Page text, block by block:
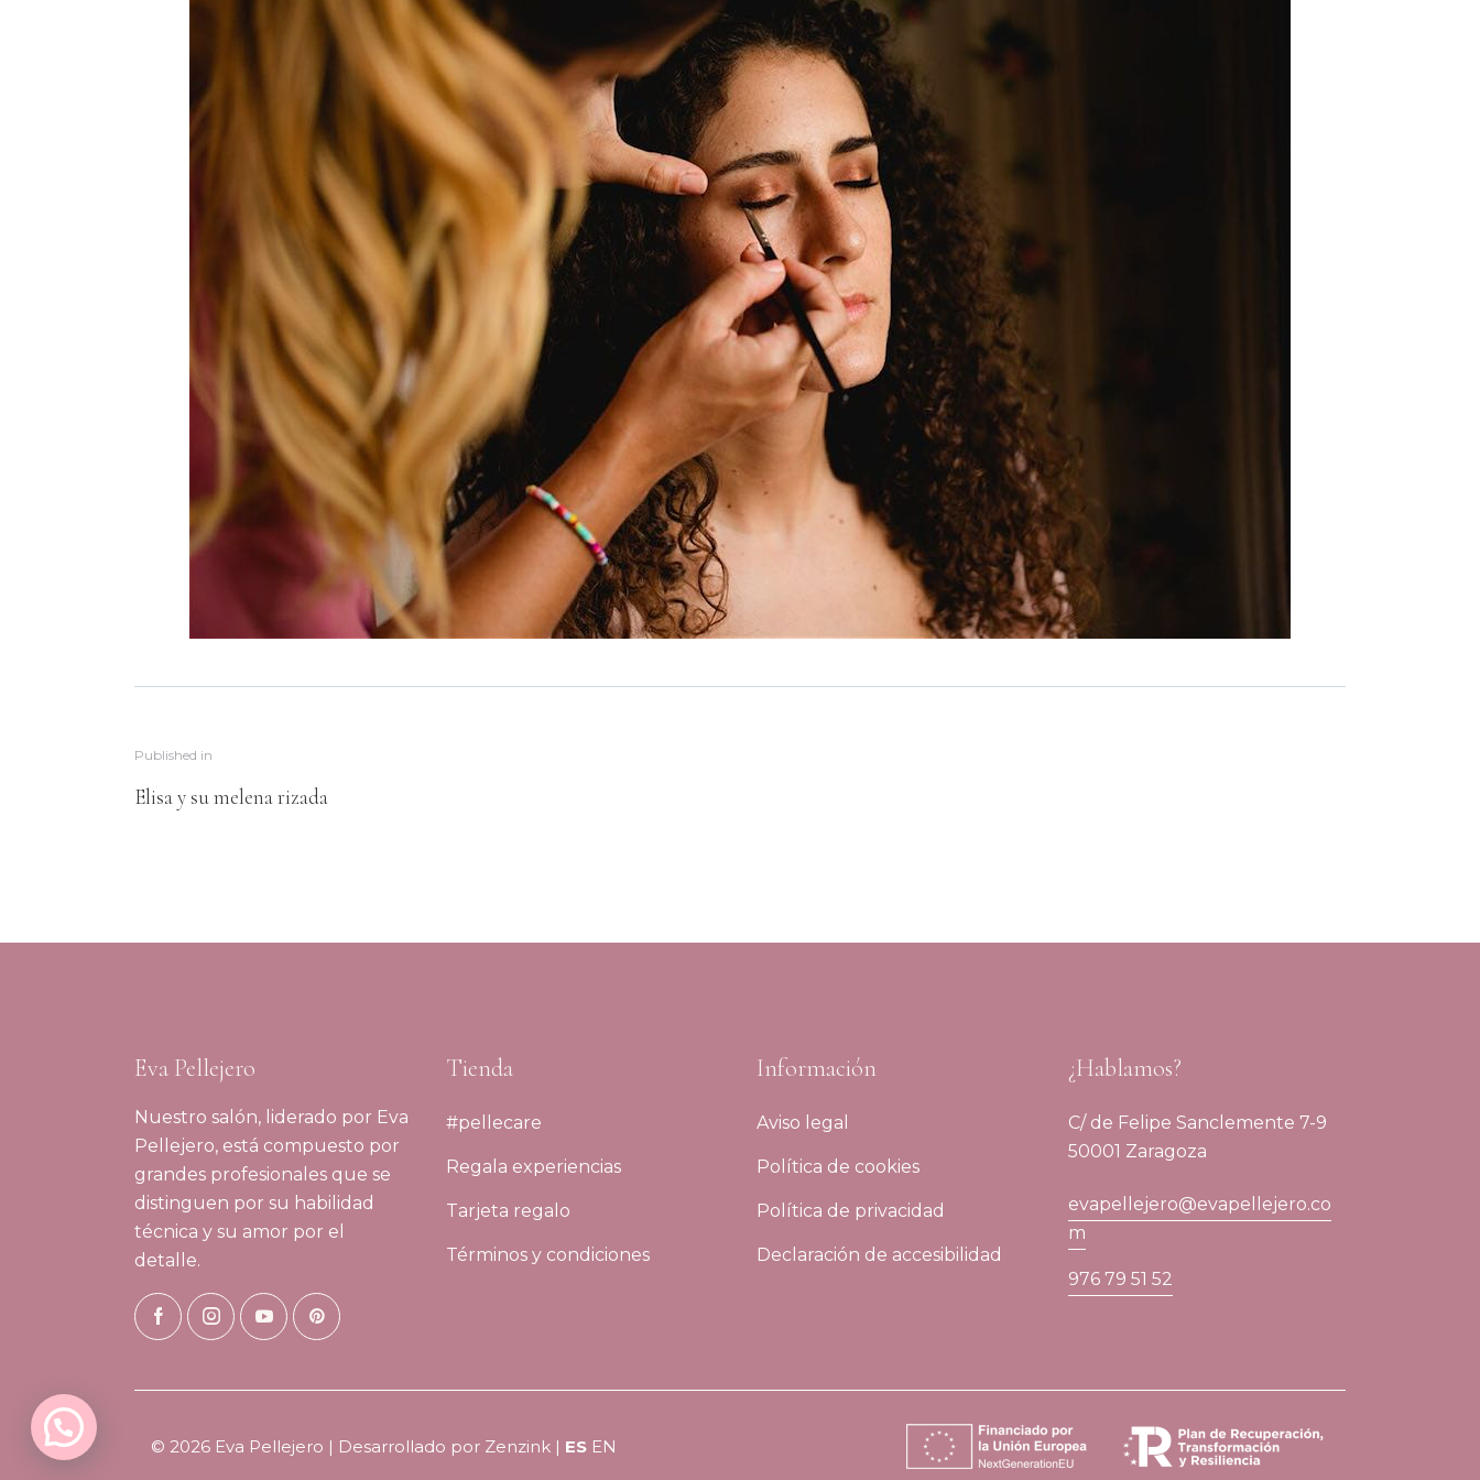
Published in
Elisa y su melena rizada
Eva Pellejero
Nuestro salón, liderado por Eva
Pellejero, está compuesto por
grandes profesionales que se
distinguen por su habilidad
técnica y su amor por el
detalle.
Tienda
#pellecare
Regala experiencias
Tarjeta regalo
Términos y condiciones
Información
Aviso legal
Política de cookies
Política de privacidad
Declaración de accesibilidad
¿Hablamos?
C/ de Felipe Sanclemente 7-9
50001 Zaragoza
evapellejero@evapellejero.co
m
976 79 51 52
© 2026 Eva Pellejero | Desarrollado por Zenzink | ES EN